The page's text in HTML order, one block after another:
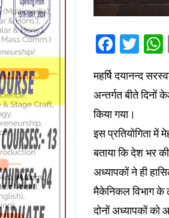
महर्षि दयानन्द
अन्तर्गत बीते दिनों
किया गया।
इस प्रतियोगिता
बताया कि देश भर
अध्यापकों ने ही
मैकेनिकल विभाग के
दोनों अध्यापकों